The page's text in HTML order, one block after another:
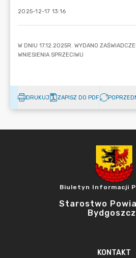
2025-12-17 13:16
DRUKUJ ZAPISZ DO PDF
Biuletyn Informacji
Starostwo
KONTAKT